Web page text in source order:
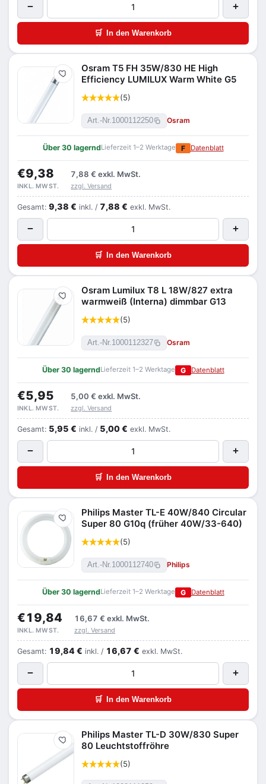
− +
🛒 In den Warenkorb
Merken
Osram T5 FH 35W/830 HE High
Efficiency LUMILUX Warm White G5
(5)
Art.-Nr. 1000112250 Osram
Über 30 lagerndLieferzeit 1–2 Werktage F Datenblatt
€9,38 7,88 € exkl. MwSt.
INKL. MWST. zzgl. Versand
Gesamt: 9,38 € inkl. / 7,88 € exkl. MwSt.
− +
🛒 In den Warenkorb
Merken
Osram Lumilux T8 L 18W/827 extra
warmweiß (Interna) dimmbar G13
(5)
Art.-Nr. 1000112327 Osram
Über 30 lagerndLieferzeit 1–2 Werktage G Datenblatt
€5,95 5,00 € exkl. MwSt.
INKL. MWST. zzgl. Versand
Gesamt: 5,95 € inkl. / 5,00 € exkl. MwSt.
− +
🛒 In den Warenkorb
Merken
Philips Master TL-E 40W/840 Circular
Super 80 G10q (früher 40W/33-640)
(5)
Art.-Nr. 1000112740 Philips
Über 30 lagerndLieferzeit 1–2 Werktage G Datenblatt
€19,84 16,67 € exkl. MwSt.
INKL. MWST. zzgl. Versand
Gesamt: 19,84 € inkl. / 16,67 € exkl. MwSt.
− +
🛒 In den Warenkorb
Merken
Philips Master TL-D 30W/830 Super
80 Leuchtstoffröhre
(5)